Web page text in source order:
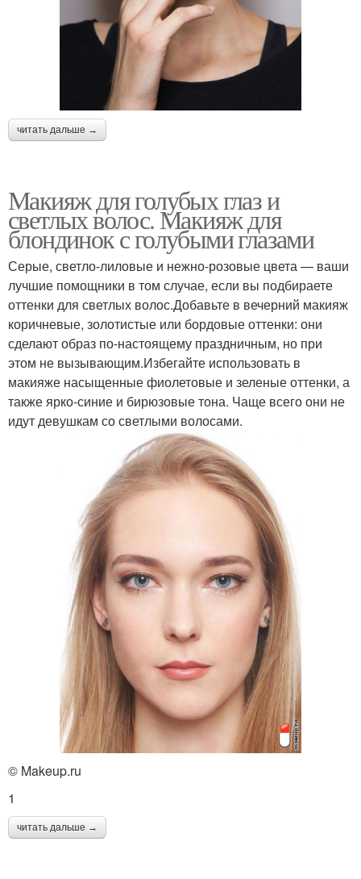
читать дальше →
Макияж для голубых глаз и
светлых волос. Макияж для
блондинок с голубыми глазами
Серые, светло-лиловые и нежно-розовые цвета — ваши
лучшие помощники в том случае, если вы подбираете
оттенки для светлых волос.Добавьте в вечерний макияж
коричневые, золотистые или бордовые оттенки: они
сделают образ по-настоящему праздничным, но при
этом не вызывающим.Избегайте использовать в
макияже насыщенные фиолетовые и зеленые оттенки, а
также ярко-синие и бирюзовые тона. Чаще всего они не
идут девушкам со светлыми волосами.
© Makeup.ru
1
читать дальше →